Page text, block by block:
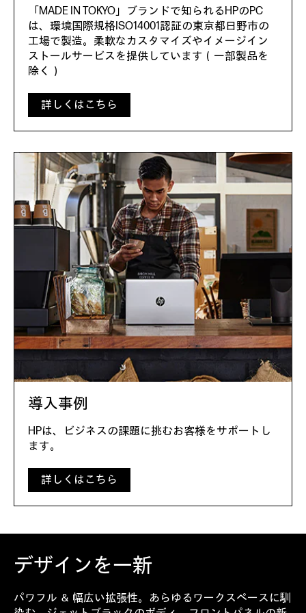
「MADE IN TOKYO」ブランドで知られるHPのPC
は、環境国際規格ISO14001認証の東京都日野市の
工場で製造。柔軟なカスタマイズやイメージイン
ストールサービスを提供しています（一部製品を
除く）
詳しくはこちら
導入事例
HPは、ビジネスの課題に挑むお客様をサポートし
ます。
詳しくはこちら
デザインを一新
パワフル ＆ 幅広い拡張性。あらゆるワークスペースに馴